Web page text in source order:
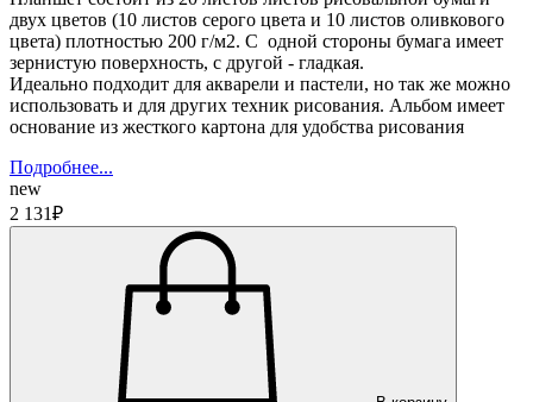
двух цветов (10 листов серого цвета и 10 листов оливкового
цвета) плотностью 200 г/м2. C одной стороны бумага имеет
зернистую поверхность, с другой - гладкая.
Идеально подходит для акварели и пастели, но так же можно
использовать и для других техник рисования. Альбом имеет
основание из жесткого картона для удобства рисования
Подробнее...
new
2 131₽